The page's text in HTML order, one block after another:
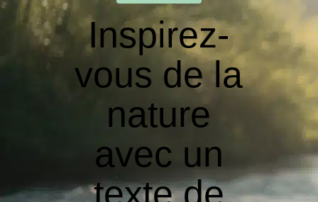
Inspirez-
vous de la
nature
avec un
texte de